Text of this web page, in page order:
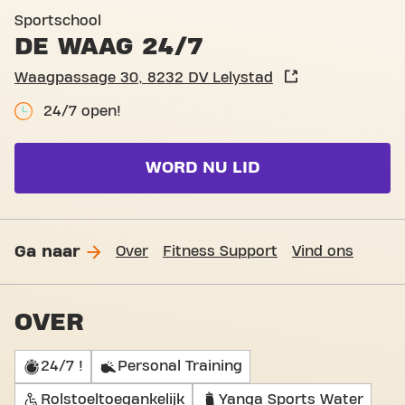
Sportschool
DE WAAG 24/7
Waagpassage 30, 8232 DV Lelystad
24/7 open!
WORD NU LID
Ga naar Over Fitness Support Vind ons
OVER
24/7 ! Personal Training
Rolstoeltoegankelijk Yanga Sports Water